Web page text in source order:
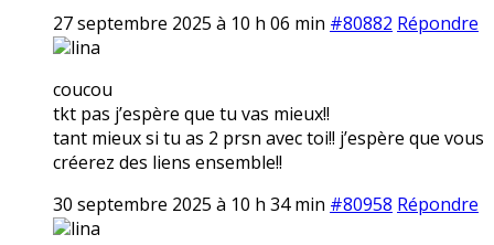
27 septembre 2025 à 10 h 06 min #80882 Répondre
lina
coucou
tkt pas j’espère que tu vas mieux!!
tant mieux si tu as 2 prsn avec toi!! j’espère que vous
créerez des liens ensemble!!
30 septembre 2025 à 10 h 34 min #80958 Répondre
lina